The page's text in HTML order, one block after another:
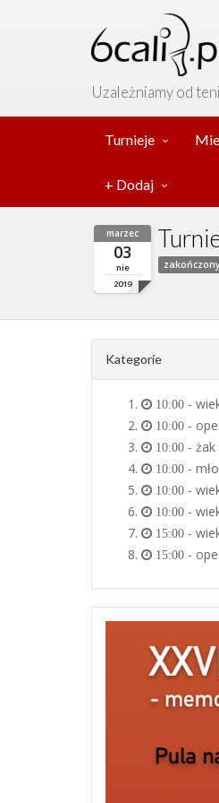
Uzależniamy od
Turnieje
+ Dodaj
marzec
03
nie
2019
Kategorie
10:00 -
10:00 -
10:00 - żak
10:00 -
10:00 -
10:00 -
15:00 -
15:00 -